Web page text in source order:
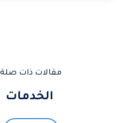
مقالات ذات صلة
الخدمات